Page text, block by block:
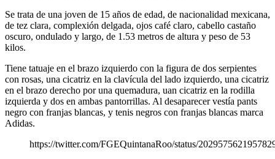
Se trata de una joven de 15 años de edad, de nacionalidad mexicana,
de tez clara, complexión delgada, ojos café claro, cabello castaño
oscuro, ondulado y largo, de 1.53 metros de altura y peso de 53
kilos.
Tiene tatuaje en el brazo izquierdo con la figura de dos serpientes
con rosas, una cicatriz en la clavícula del lado izquierdo, una cicatriz
en el brazo derecho por una quemadura, uan cicatriz en la rodilla
izquierda y dos en ambas pantorrillas. Al desaparecer vestía pants
negro con franjas blancas, y tenis negros con franjas blancas marca
Adidas.
https://twitter.com/FGEQuintanaRoo/status/